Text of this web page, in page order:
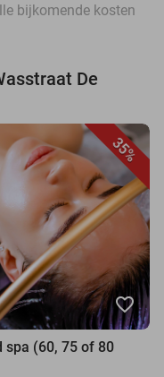
bijkomende kosten
De
35%
favorite_border
spa (60, 75 of 80